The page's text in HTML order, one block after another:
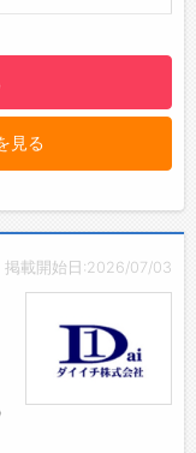
として若手の育成
イムなし）
見る
掲載開始日:2026/07/03